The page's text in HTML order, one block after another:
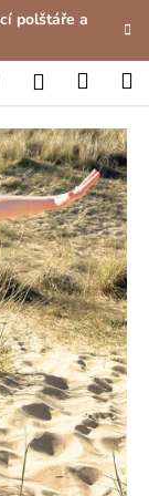
polštáře a
HledatPřihlášení
košík